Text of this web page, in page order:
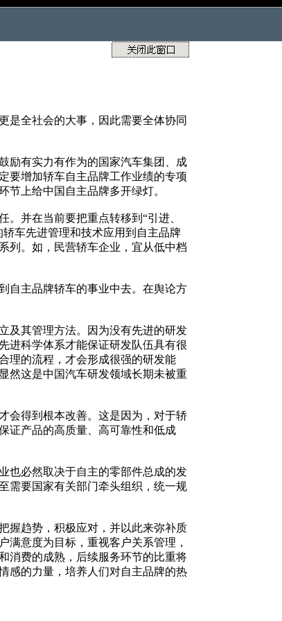
是全社会的大事，因此需要全体协同
励有实力有作为的国家汽车集团、成
要增加轿车自主品牌工作业绩的专项
上给中国自主品牌多开绿灯。
并在当前要把重点转移到“引进、
车先进管理和技术应用到自主品牌
列。如，民营轿车企业，宜从低中档
自主品牌轿车的事业中去。在舆论方
及其管理方法。因为没有先进的研发
进科学体系才能保证研发队伍具有很
理的流程，才会形成很强的研发能
然这是中国汽车研发领域长期未被重
会得到根本改善。这是因为，对于轿
证产品的高质量、高可靠性和低成
也必然取决于自主的零部件总成的发
需要国家有关部门牵头组织，统一规
握趋势，积极应对，并以此来弥补质
意度为目标，重视客户关系管理，
消费的成熟，后续服务环节的比重将
感的力量，培养人们对自主品牌的热